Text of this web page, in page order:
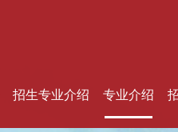
招生专业介绍 专业介绍